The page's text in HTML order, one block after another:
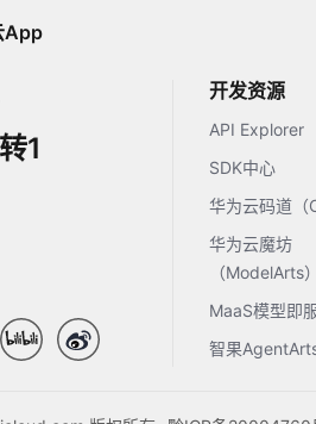
App
1
开发资源
API Explorer
SDK中心
华为云码道（
华为云魔坊
（ModelArts）
MaaS模型即
智果